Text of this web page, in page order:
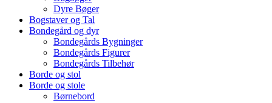
Dyre Bøger
Bogstaver og Tal
Bondegård og dyr
Bondegårds Bygninger
Bondegårds Figurer
Bondegårds Tilbehør
Borde og stol
Borde og stole
Børnebord